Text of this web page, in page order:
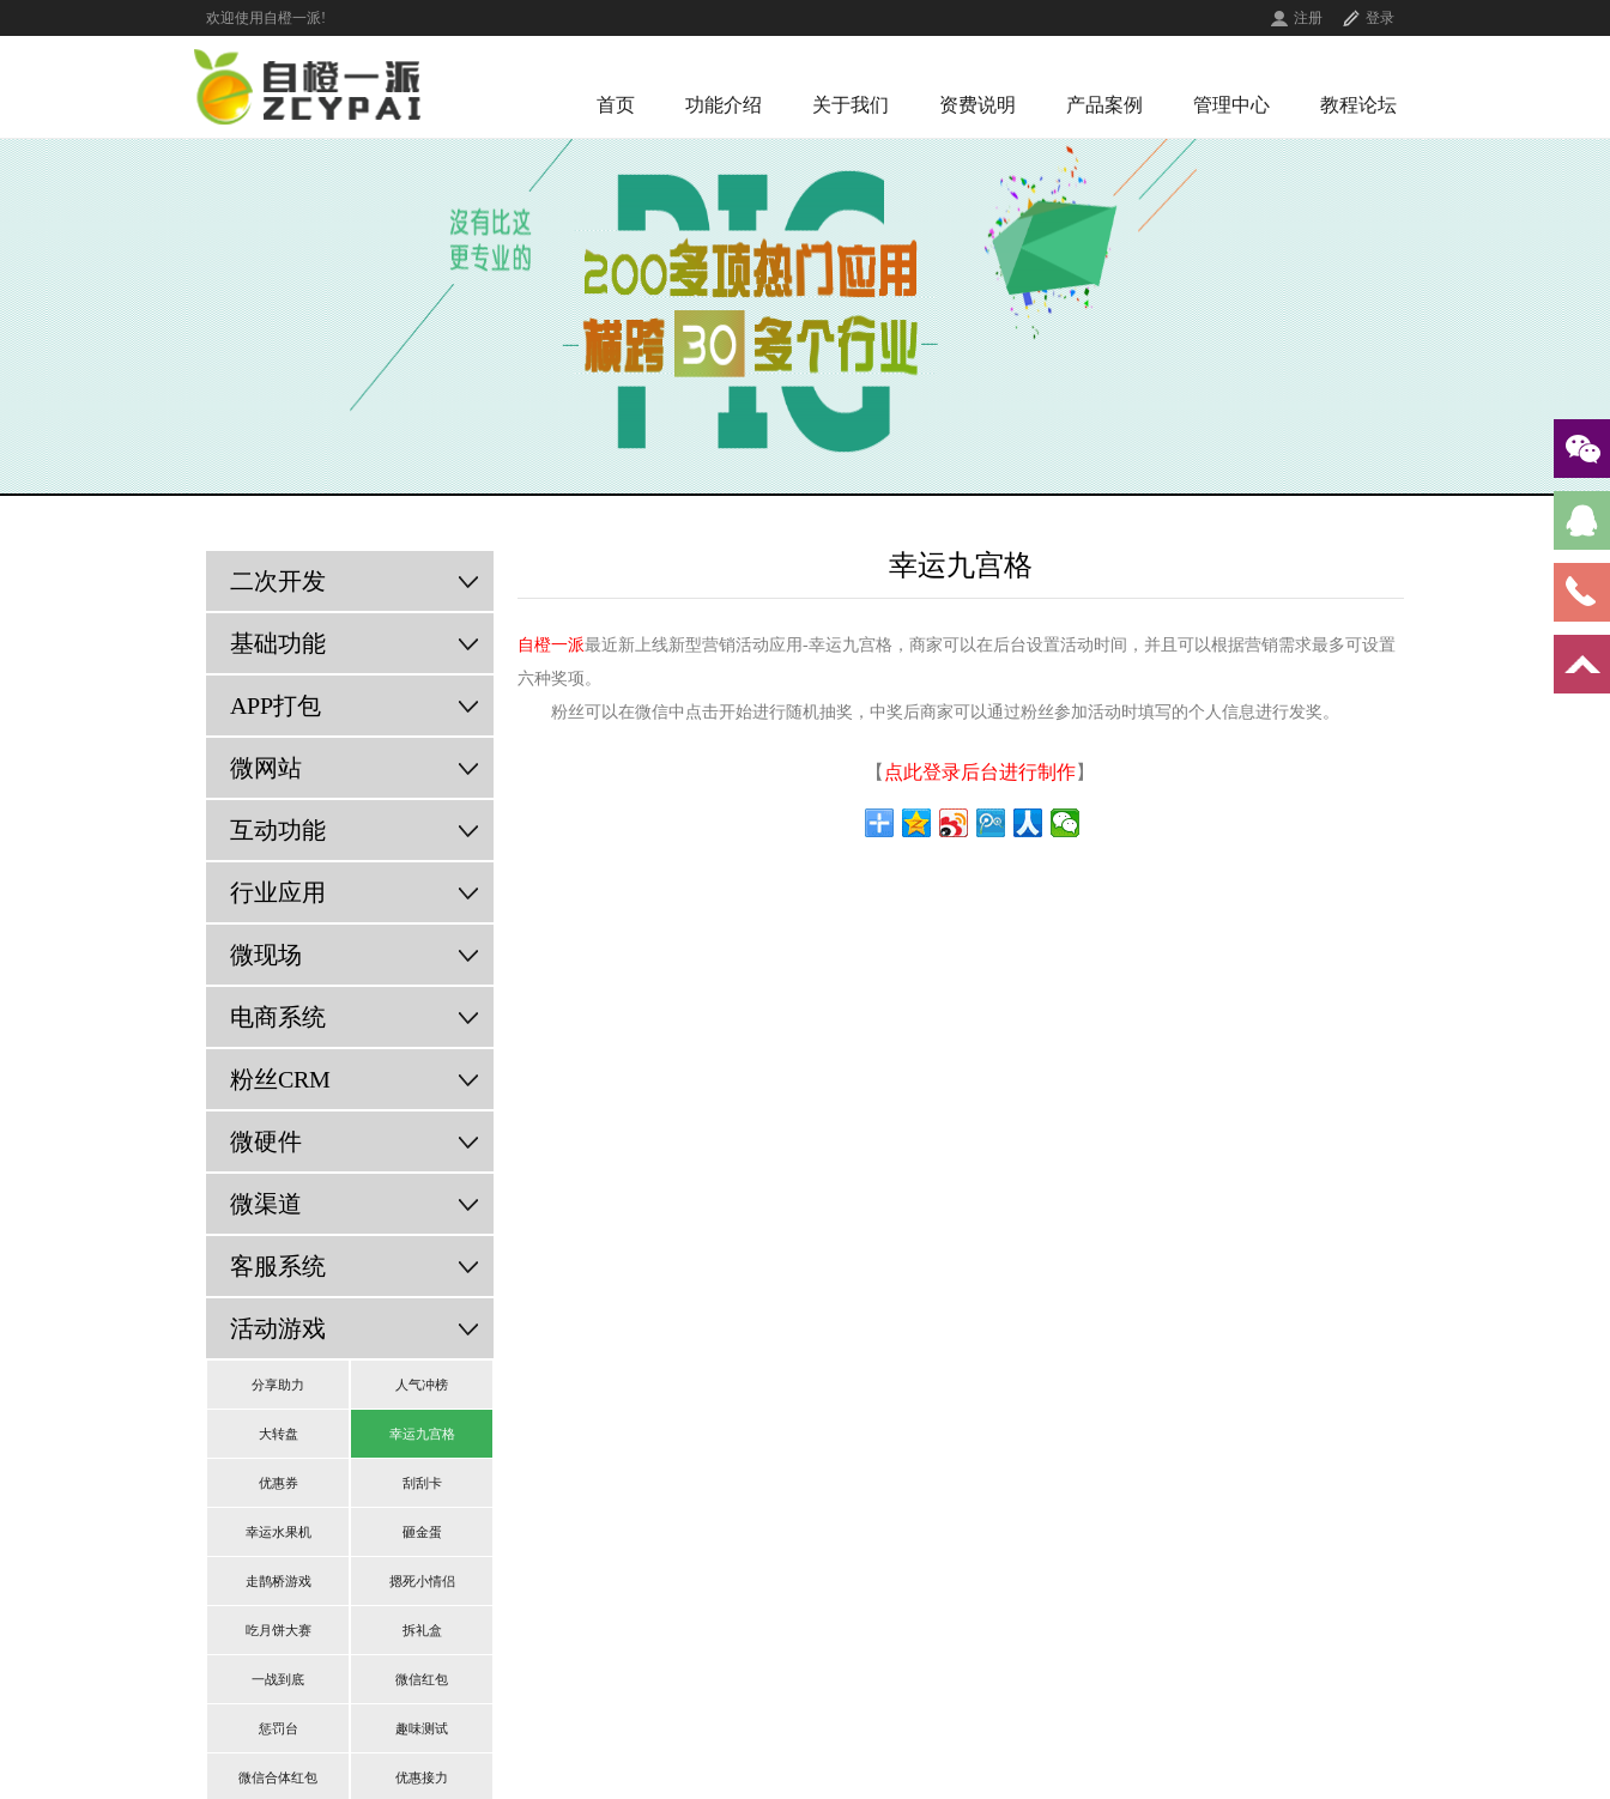
欢迎使用自橙一派! 注册 登录
首页 功能介绍 关于我们 资费说明 产品案例 管理中心 教程论坛
二次开发
基础功能
APP打包
微网站
互动功能
行业应用
微现场
电商系统
粉丝CRM
微硬件
微渠道
客服系统
活动游戏
分享助力 人气冲榜
大转盘 幸运九宫格
优惠券 刮刮卡
幸运水果机 砸金蛋
走鹊桥游戏 摁死小情侣
吃月饼大赛 拆礼盒
一战到底 微信红包
惩罚台 趣味测试
微信合体红包 优惠接力
幸运九宫格
自橙一派最近新上线新型营销活动应用-幸运九宫格，商家可以在后台设置活动时间，并且可以根据营销需求最多可设置
六种奖项。
粉丝可以在微信中点击开始进行随机抽奖，中奖后商家可以通过粉丝参加活动时填写的个人信息进行发奖。
【 点此登录后台进行制作】